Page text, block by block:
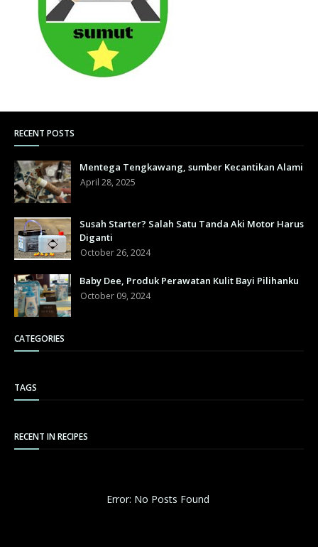
RECENT POSTS
Mentega Tengkawang, sumber Kecantikan Alami
April 28, 2025
Susah Starter? Salah Satu Tanda Aki Motor Harus
Diganti
October 26, 2024
Baby Dee, Produk Perawatan Kulit Bayi Pilihanku
October 09, 2024
CATEGORIES
TAGS
RECENT IN RECIPES
Error: No Posts Found